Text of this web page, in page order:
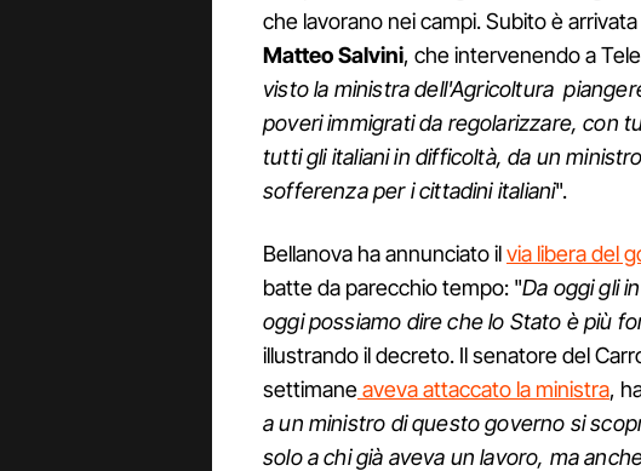
che lavorano nei campi. Subito è
Matteo Salvini, che intervenendo a
visto la ministra dell'Agricoltura
poveri immigrati da regolarizzare, con
tutti gli italiani in difficoltà, da un
sofferenza per i cittadini italiani".
Bellanova ha annunciato ilvia libera del
batte da parecchio tempo: "Da oggi gli
oggi possiamo dire che lo Stato è più
illustrando il decreto. Il senatore del
settimaneaveva attaccato la ministra,
a un ministro di questo governo si
solo a chi già aveva un lavoro, ma